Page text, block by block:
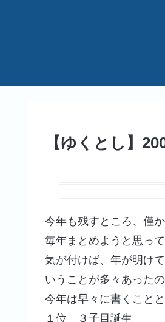
【ゆくとし】
今年も残すところ、僅か
毎年まとめようと思って
気が付けば、年が明けて
いうことが多々あった
今年は早々に書くことと
１位 ３子目誕生